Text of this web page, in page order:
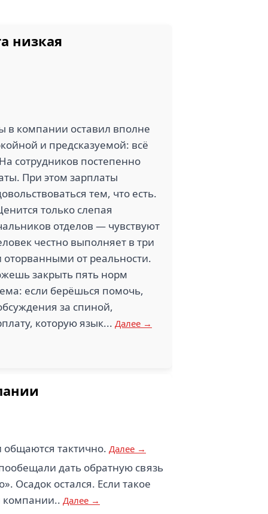
низкая
в компании оставил вполне
и предсказуемой: всё
сотрудников постепенно
При этом зарплаты
тем, что есть.
только слепая
отделов — чувствуют
честно выполняет в три
от реальности.
закрыть пять норм
если берёшься помочь,
за спиной,
которую язык... Далее →
тактично. Далее →
дать обратную связь
Осадок остался. Если такое
компании.. Далее →